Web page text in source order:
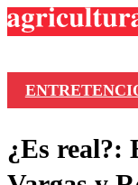
¿Es real?: